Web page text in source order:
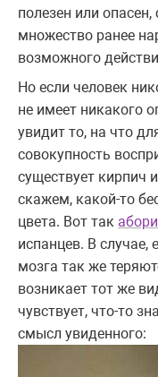
полезен или
множество ранее
возможного
Но если человек
не имеет никакого
увидит то, на что
совокупность
существует кирпич
скажем, какой-то
цвета. Вот так
испанцев. В случае,
мозга так же
возникает тот же
чувствует, что-то
смысл увиденного: